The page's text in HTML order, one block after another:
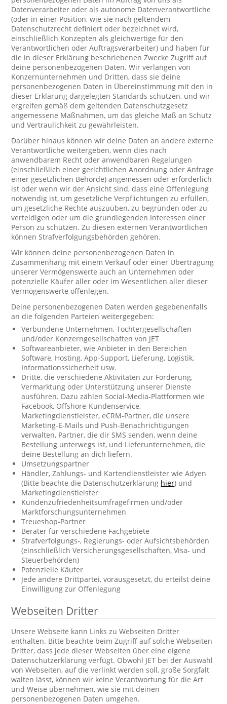
Datenverarbeiter oder als autonome Datenverantwortliche
(oder in einer Position, wie sie nach geltendem
Datenschutzrecht definiert oder bezeichnet wird,
einschließlich Konzepten als gleichwertige für den
Verantwortlichen oder Auftragsverarbeiter) und haben für
die in dieser Erklärung beschriebenen Zwecke Zugriff auf
deine personenbezogenen Daten. Wir verlangen von
Konzernunternehmen und Dritten, dass sie deine
personenbezogenen Daten in Übereinstimmung mit den in
dieser Erklärung dargelegten Standards schützen, und wir
ergreifen gemäß dem geltenden Datenschutzgesetz
angemessene Maßnahmen, um das gleiche Maß an Schutz
und Vertraulichkeit zu gewährleisten.
Darüber hinaus können wir deine Daten an andere externe
Verantwortliche weitergeben, wenn dies nach
anwendbarem Recht oder anwendbaren Regelungen
(einschließlich einer gerichtlichen Anordnung oder Anfrage
einer gesetzlichen Behörde) angemessen oder erforderlich
ist oder wenn wir der Ansicht sind, dass eine Offenlegung
notwendig ist, um gesetzliche Verpflichtungen zu erfüllen,
um gesetzliche Rechte auszuüben, zu begründen oder zu
verteidigen oder um die grundlegenden Interessen einer
Person zu schützen. Zu diesen externen Verantwortlichen
können Strafverfolgungsbehörden gehören.
Wir können deine personenbezogenen Daten in
Zusammenhang mit einem Verkauf oder einer Übertragung
unserer Vermögenswerte auch an Unternehmen oder
potenzielle Käufer aller oder im Wesentlichen aller dieser
Vermögenswerte offenlegen.
Deine personenbezogenen Daten werden gegebenenfalls
an die folgenden Parteien weitergegeben:
Verbundene Unternehmen, Tochtergesellschaften
und/oder Konzerngesellschaften von JET
Softwareanbieter, wie Anbieter in den Bereichen
Software, Hosting, App-Support, Lieferung, Logistik,
Informationssicherheit usw.
Dritte, die verschiedene Aktivitäten zur Förderung,
Vermarktung oder Unterstützung unserer Dienste
ausführen. Dazu zählen Social-Media-Plattformen wie
Facebook, Offshore-Kundenservice,
Marketingdienstleister, eCRM-Partner, die unsere
Marketing-E-Mails und Push-Benachrichtigungen
verwalten, Partner, die dir SMS senden, wenn deine
Bestellung unterwegs ist, und Lieferunternehmen, die
deine Bestellung an dich liefern.
Umsetzungspartner
Händler, Zahlungs- und Kartendienstleister wie Adyen
(Bitte beachte die Datenschutzerklärung hier) und
Marketingdienstleister
Kundenzufriedenheitsumfragefirmen und/oder
Marktforschungsunternehmen
Treueshop-Partner
Berater für verschiedene Fachgebiete
Strafverfolgungs-, Regierungs- oder Aufsichtsbehörden
(einschließlich Versicherungsgesellschaften, Visa- und
Steuerbehörden)
Potenzielle Käufer
Jede andere Drittpartei, vorausgesetzt, du erteilst deine
Einwilligung zur Offenlegung
Webseiten Dritter
Unsere Webseite kann Links zu Webseiten Dritter
enthalten. Bitte beachte beim Zugriff auf solche Webseiten
Dritter, dass jede dieser Webseiten über eine eigene
Datenschutzerklärung verfügt. Obwohl JET bei der Auswahl
von Webseiten, auf die verlinkt werden soll, große Sorgfalt
walten lässt, können wir keine Verantwortung für die Art
und Weise übernehmen, wie sie mit deinen
personenbezogenen Daten umgehen.